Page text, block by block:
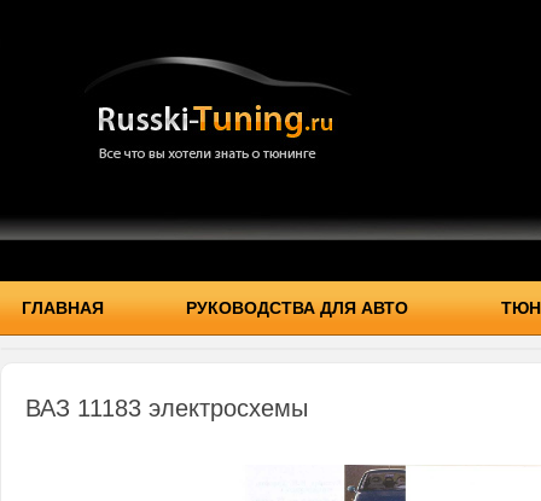
ГЛАВНАЯ РУКОВОДСТВА ДЛЯ АВТО
ВАЗ 11183 электросхемы